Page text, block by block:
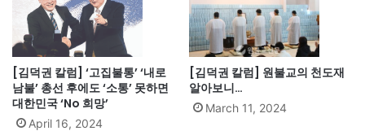
[김덕권 칼럼] ‘고집불통’ ‘내로
남불’ 총선 후에도 ‘소통’ 못하면
대한민국 ‘No 희망’
April 16, 2024
[김덕권 칼럼] 원불교의 천도재
알아보니…
March 11, 2024